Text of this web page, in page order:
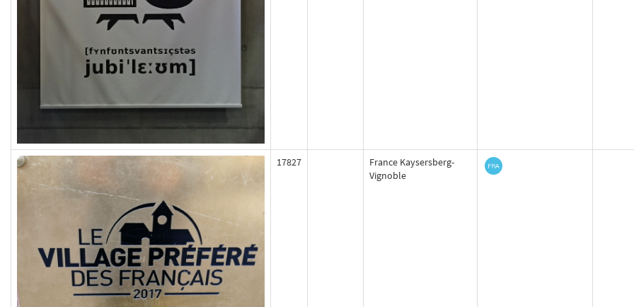
17827
France Kaysersberg-
Vignoble